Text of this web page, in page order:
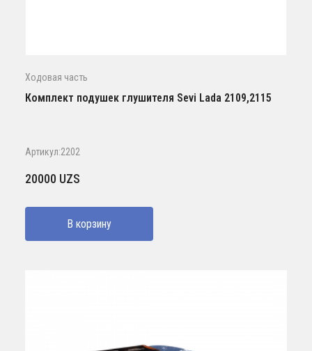
Ходовая часть
Комплект подушек глушителя Sevi Lada 2109,2115
Артикул:2202
20000 UZS
В корзину